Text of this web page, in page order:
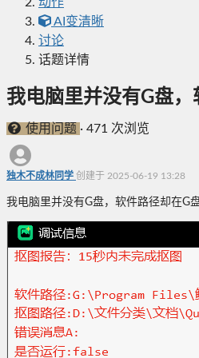
AI变清晰
讨论
话题详情
我电脑里并没有G盘
使用问题 · 471 次浏览
独木不成林同学 创建于 2025-06-19 13:28
我电脑里并没有G盘，软件路径却在G